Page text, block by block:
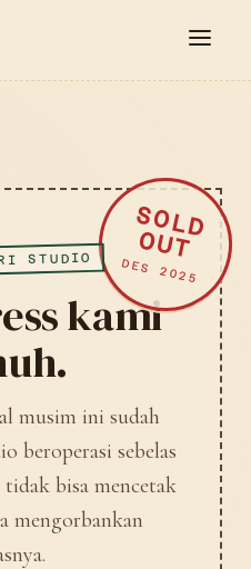
SOLD
OUT
DES 2025
STUDIO
kami
musim ini sudah
beroperasi sebelas
bisa mencetak
mengorbankan